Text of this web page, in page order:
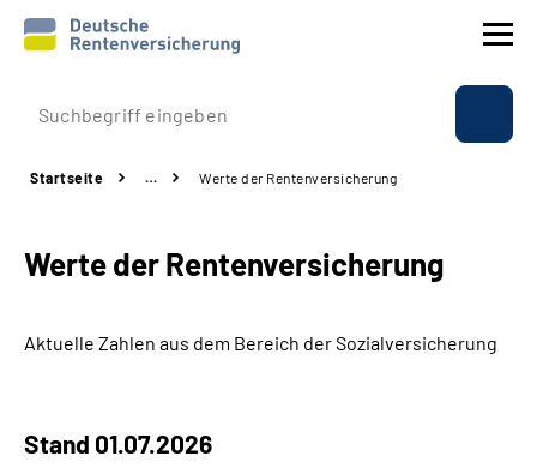
Prävention
Rente
Beratung & Kontakt
Startseite … Werte der Rentenversicherung
Werte der Rentenversicherung
Aktuelle Zahlen aus dem Bereich der Sozialversicherung
Stand 01.07.2026